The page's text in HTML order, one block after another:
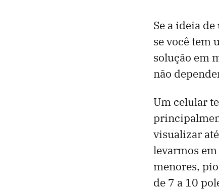
Se a ideia
se você tem
solução em
não
Um celular
visualizar
levarmos
menores,
de 7 a 10